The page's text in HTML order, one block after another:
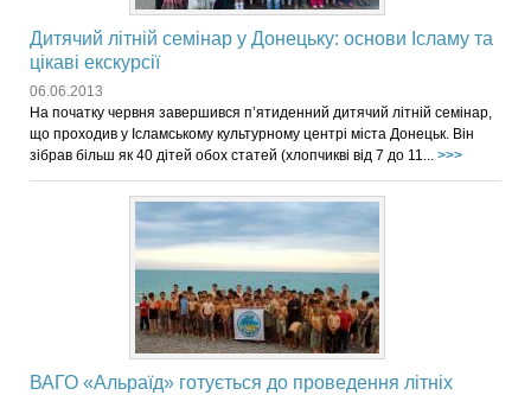
Дитячий літній семінар у Донецьку: основи Ісламу та
цікаві екскурсії
06.06.2013
На початку червня завершився п’ятиденний дитячий літній семінар,
що проходив у Ісламському культурному центрі міста Донецьк. Він
зібрав більш як 40 дітей обох статей (хлопчикві від 7 до 11... >>>
ВАГО «Альраїд» готується до проведення літніх